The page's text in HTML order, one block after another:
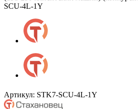
SCU-4L-1Y
Артикул: STK7-SCU-4L-1Y